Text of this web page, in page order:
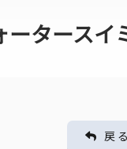
ータースイ
戻 る